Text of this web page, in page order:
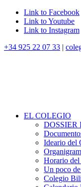
Link to Facebook
Link to Youtube
Link to Instagram
+34 925 22 07 33 |
EL COLEGIO
DOSSIER
Ideario del
Horario
Un poco
Colegio